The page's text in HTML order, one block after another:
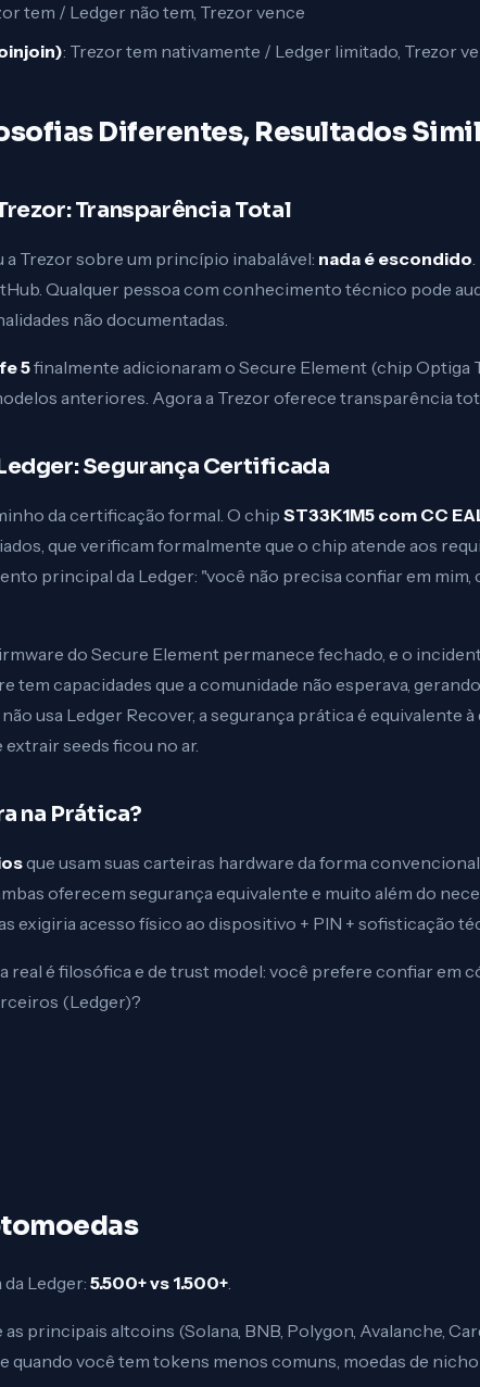
tem / Ledger não tem, Trezor vence
: Trezor tem nativamente / Ledger limitado, Trezor
Diferentes, Resultados
Transparência Total
Trezor sobre um princípio inabalável: nada é escondido
Qualquer pessoa com conhecimento técnico pode
não documentadas.
5finalmente adicionaram o Secure Element (chip Optiga
anteriores. Agora a Trezor oferece transparência
Segurança Certificada
da certificação formal. O chipST33K1M5 com CC
que verificam formalmente que o chip atende aos
principal da Ledger: "você não precisa confiar em
do Secure Element permanece fechado, e o
tem capacidades que a comunidade não esperava,
usa Ledger Recover, a segurança prática é equivalente
seeds ficou no ar.
na Prática?
que usam suas carteiras hardware da forma
oferecem segurança equivalente e muito além do
exigiria acesso físico ao dispositivo + PIN + sofisticação
real é filosófica e de trust model: você prefere confiar em
(Ledger)?
Ledger: 5.500+ vs 1.500+.
principais altcoins (Solana, BNB, Polygon, Avalanche,
quando você tem tokens menos comuns, moedas de